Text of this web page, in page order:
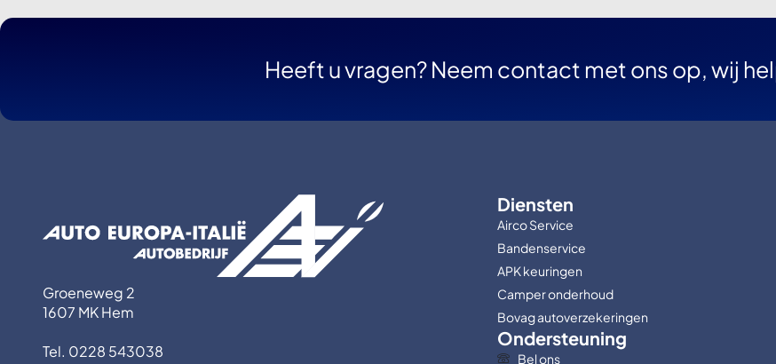
Heeft u vragen? Neem contact met ons op, wij
Groeneweg 2
1607 MK Hem
Tel. 0228 543038
Diensten
Airco Service
Bandenservice
APK keuringen
Camper onderhoud
Bovag autoverzekeringen
Ondersteuning
Bel ons